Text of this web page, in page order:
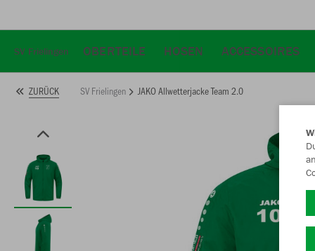
SV Frielingen OBERTEILE HOSEN ACCESSOIRES
ZURÜCK SV Frielingen JAKO Allwetterjacke Team 2.0